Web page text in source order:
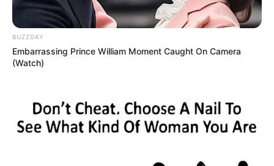
Πότε θα έρθει το ρεύμα στη Χαλκίδα;
Άντρας άφησε την τελευταία του πνοή σε
Τραγωδία έξω από τη Χαλκίδα με νεκρό άντρα
Ακολουθήστε το evianews.com στο Google
BUZZDAY
Embarrassing Prince William Moment Caught On Camera
(Watch)